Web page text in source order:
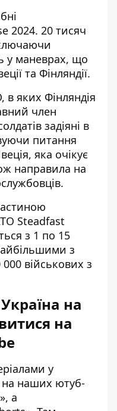
2024. 20 тисяч
у маневрах, що
та Фінляндії.
, в яких Фінляндія
член
задіяні в
питання
яка очікує
направила на
Steadfast
з 1 по 15
з
військових з
на
на
у
на наших ютуб-
, а